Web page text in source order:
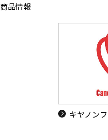
商品情報
キヤノン